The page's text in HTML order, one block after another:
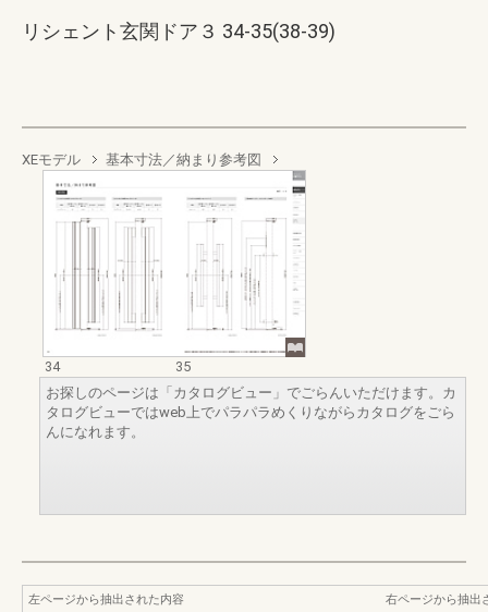
リシェント玄関ドア３ 34-35(38-39)
XEモデル 基本寸法／納まり参考図
34
35
お探しのページは「カタログビュー」でごらんいただけます。カ
タログビューではweb上でパラパラめくりながらカタログをごら
んになれます。
左ページから抽出された内容
右ページから抽出